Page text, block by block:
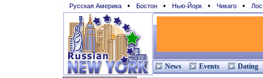
Русская Америка • Бостон • Нью-Йорк • Чикаго •
News Events Dating